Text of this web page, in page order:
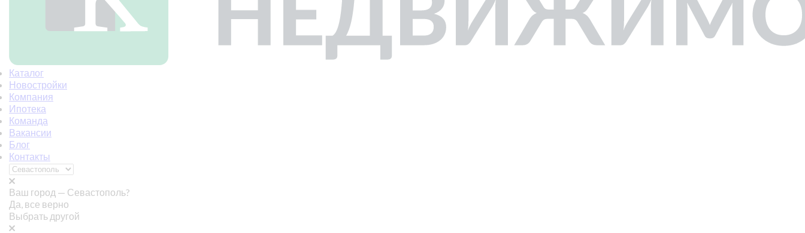
Каталог
Новостройки
Компания
Ипотека
Команда
Вакансии
Блог
Контакты
Ваш город — Севастополь?
Да, все верно
Выбрать другой